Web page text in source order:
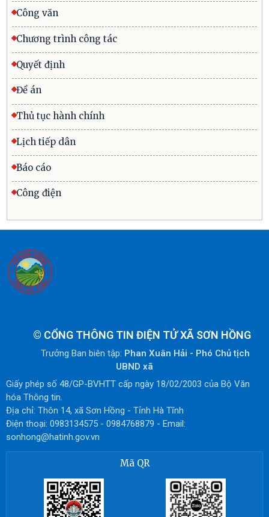
Công văn
Chương trình công tác
Quyết định
Đề án
Thủ tục hành chính
Lịch tiếp dân
Báo cáo
Công điện
© CỔNG THÔNG TIN ĐIỆN TỬ XÃ SƠN HỒNG
Trưởng Ban biên tập: Phan Xuân Hải - Phó Chủ tịch
UBND xã
Giấy phép số 48/GP-BVHTT cấp ngày 18/02/2003 của Bộ Văn
hóa Thông tin.
Địa chỉ: Thôn 14, xã Sơn Hồng - Tỉnh Hà Tĩnh
Điện thoại: 0983134575 - 0984768879 - Email:
sonhong@hatinh.gov.vn
Mã QR